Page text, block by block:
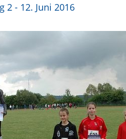
2 - 12. Juni 2016